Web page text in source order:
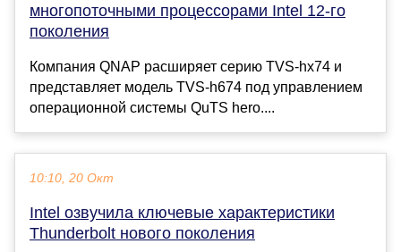
многопоточными процессорами Intel 12-го
поколения
Компания QNAP расширяет серию TVS-hx74 и
представляет модель TVS-h674 под управлением
операционной системы QuTS hero....
10:10, 20 Окт
Intel озвучила ключевые характеристики
Thunderbolt нового поколения